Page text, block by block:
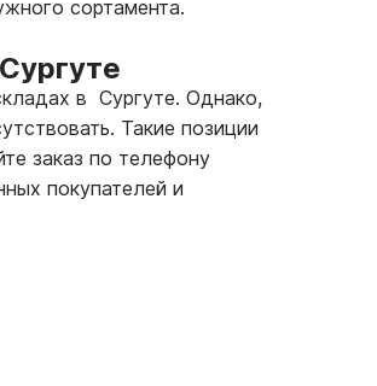
сортамента.
в Сургуте. Однако,
Такие позиции
заказ по телефону
покупателей и